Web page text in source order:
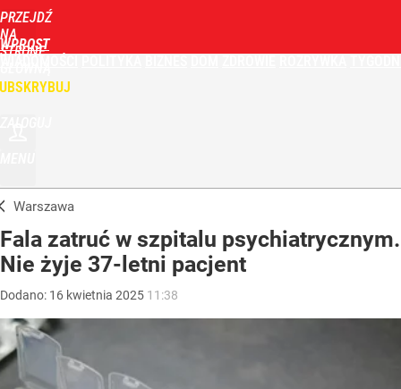
PRZEJDŹ
NA
STRONĘ
WPROST
Warszawa
Fala zatruć w szpitalu psychiatrycznym.
Nie żyje 37-letni pacjent
Dodano: 16 kwietnia 2025 11:38